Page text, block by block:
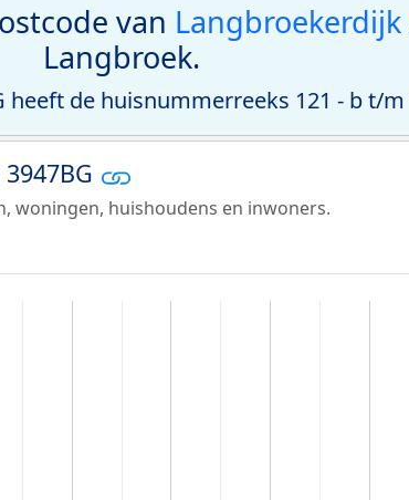
van Langbroekerdijk
Langbroek.
heeft de huisnummerreeks 121 - b t/m
woningen, huishoudens en inwoners.